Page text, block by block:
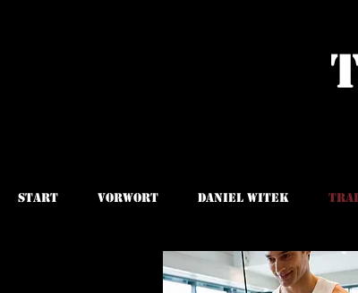
Start Vorwort Daniel Witek